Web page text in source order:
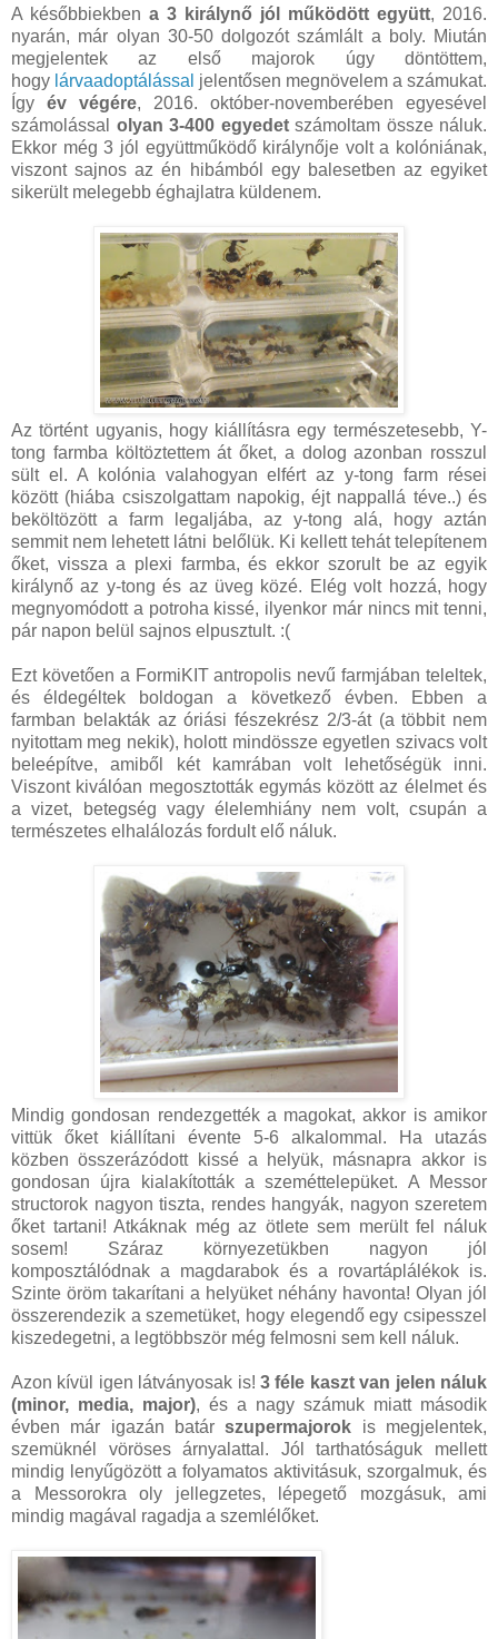
A későbbiekben a 3 királynő jól működött együtt, 2016.
nyarán, már olyan 30-50 dolgozót számlált a boly. Miután
megjelentek az első majorok úgy döntöttem,
hogy lárvaadoptálással jelentősen megnövelem a számukat.
Így év végére, 2016. október-novemberében egyesével
számolással olyan 3-400 egyedetszámoltam össze náluk.
Ekkor még 3 jól együttműködő királynője volt a kolóniának,
viszont sajnos az én hibámból egy balesetben az egyiket
sikerült melegebb éghajlatra küldenem.
Az történt ugyanis, hogy kiállításra egy természetesebb, Y-
tong farmba költöztettem át őket, a dolog azonban rosszul
sült el. A kolónia valahogyan elfért az y-tong farm rései
között (hiába csiszolgattam napokig, éjt nappallá téve..) és
beköltözött a farm legaljába, az y-tong alá, hogy aztán
semmit nem lehetett látni belőlük. Ki kellett tehát telepítenem
őket, vissza a plexi farmba, és ekkor szorult be az egyik
királynő az y-tong és az üveg közé. Elég volt hozzá, hogy
megnyomódott a potroha kissé, ilyenkor már nincs mit tenni,
pár napon belül sajnos elpusztult. :(
Ezt követően a FormiKIT antropolis nevű farmjában teleltek,
és éldegéltek boldogan a következő évben. Ebben a
farmban belakták az óriási fészekrész 2/3-át (a többit nem
nyitottam meg nekik), holott mindössze egyetlen szivacs volt
beleépítve, amiből két kamrában volt lehetőségük inni.
Viszont kiválóan megosztották egymás között az élelmet és
a vizet, betegség vagy élelemhiány nem volt, csupán a
természetes elhalálozás fordult elő náluk.
Mindig gondosan rendezgették a magokat, akkor is amikor
vittük őket kiállítani évente 5-6 alkalommal. Ha utazás
közben összerázódott kissé a helyük, másnapra akkor is
gondosan újra kialakították a szeméttelepüket. A Messor
structorok nagyon tiszta, rendes hangyák, nagyon szeretem
őket tartani! Atkáknak még az ötlete sem merült fel náluk
sosem! Száraz környezetükben nagyon jól
komposztálódnak a magdarabok és a rovartáplálékok is.
Szinte öröm takarítani a helyüket néhány havonta! Olyan jól
összerendezik a szemetüket, hogy elegendő egy csipesszel
kiszedegetni, a legtöbbször még felmosni sem kell náluk.
Azon kívül igen látványosak is! 3 féle kaszt van jelen náluk
(minor, media, major), és a nagy számuk miatt második
évben már igazán batárszupermajorok is megjelentek,
szemüknél vöröses árnyalattal. Jól tarthatóságuk mellett
mindig lenyűgözött a folyamatos aktivitásuk, szorgalmuk, és
a Messorokra oly jellegzetes, lépegető mozgásuk, ami
mindig magával ragadja a szemlélőket.